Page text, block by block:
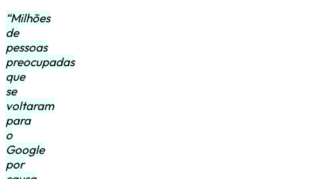
“Milhões
de
pessoas
preocupadas
que
se
voltaram
para
o
Google
por